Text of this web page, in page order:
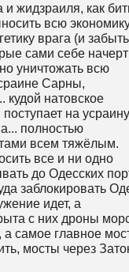
жидзраиля, как
всю
врага (и
сами себе
уничтожать всю
Сарны,
кудой натовское
на усраину
полностью
всем тяжёлым.
все и ни одно
до Одесских
заблокировать
идет, а
с них дроны
а самое главное
мосты через